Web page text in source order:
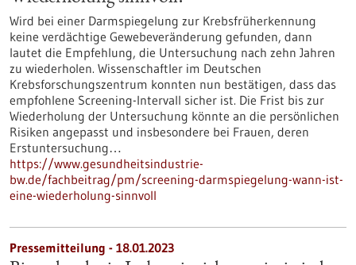
Wird bei einer Darmspiegelung zur Krebsfrüherkennung
keine verdächtige Gewebeveränderung gefunden, dann
lautet die Empfehlung, die Untersuchung nach zehn Jahren
zu wiederholen. Wissenschaftler im Deutschen
Krebsforschungszentrum konnten nun bestätigen, dass das
empfohlene Screening-Intervall sicher ist. Die Frist bis zur
Wiederholung der Untersuchung könnte an die persönlichen
Risiken angepasst und insbesondere bei Frauen, deren
Erstuntersuchung…
https://www.gesundheitsindustrie-
bw.de/fachbeitrag/pm/screening-darmspiegelung-wann-ist-
eine-wiederholung-sinnvoll
Pressemitteilung - 18.01.2023